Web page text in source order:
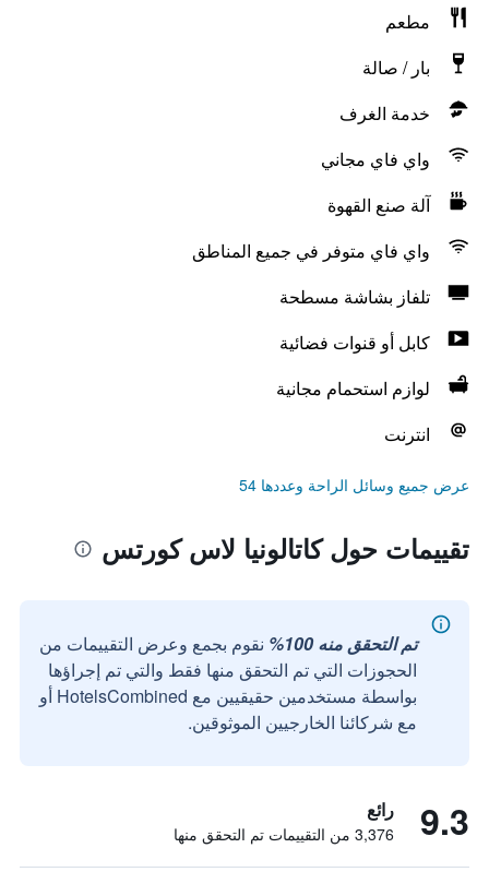
مطعم
بار / صالة
خدمة الغرف
واي فاي مجاني
آلة صنع القهوة
واي فاي متوفر في جميع المناطق
تلفاز بشاشة مسطحة
كابل أو قنوات فضائية
لوازم استحمام مجانية
انترنت
عرض جميع وسائل الراحة وعددها 54
تقييمات حول كاتالونيا لاس كورتس
تم التحقق منه 100%
نقوم بجمع وعرض التقييمات من
الحجوزات التي تم التحقق منها فقط والتي تم إجراؤها
بواسطة مستخدمين حقيقيين مع HotelsCombined أو
مع شركائنا الخارجيين الموثوقين.
9.3 رائع
3,376 من التقييمات تم التحقق منها